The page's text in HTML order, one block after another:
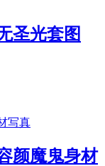
圣光套图
颜魔鬼身材